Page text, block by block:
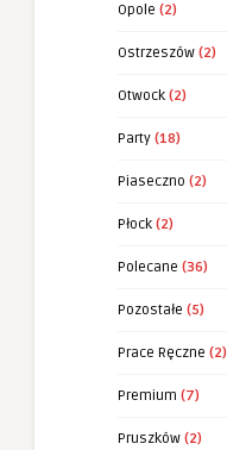
Opole (2)
Ostrzeszów (2)
Otwock (2)
Party (18)
Piaseczno (2)
Płock (2)
Polecane (36)
Pozostałe (5)
Prace Ręczne (2)
Premium (7)
Pruszków (2)